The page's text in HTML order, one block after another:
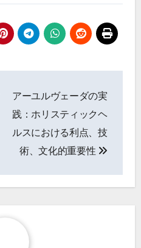
アーユルヴェーダの実
践：ホリスティックヘ
ルスにおける利点、技
術、文化的重要性